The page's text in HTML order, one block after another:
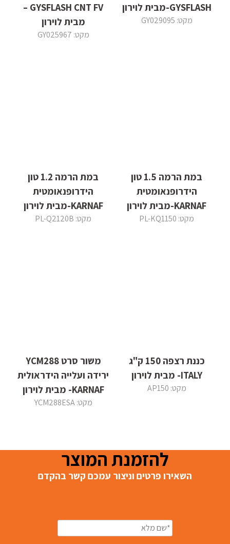
GYSFLASH-מבית לוירון
מקט: GY029095
GYSFLASH CNT FV –
מבית לוירון
מקט: GY025967
במת הרמה 1.5 טון
הידרופנאומטית
KARNAF-מבית לוירון
מקט: PL-KQ1150
במת הרמה 1.2 טון
הידרופנאומטית
KARNAF-מבית לוירון
מקט: PL-Q2120B
כננת רצפה 150 ק"ג
ITALY- מבית לוירון
מקט: AP150
משור סרט YCM288
ירידה ועלייה הידראולית
KARNAF- מבית לוירון
מקט: YCM288ESA
להזמנת המוצר
השאירו פרטים וניצור עמכם קשר בהקדם